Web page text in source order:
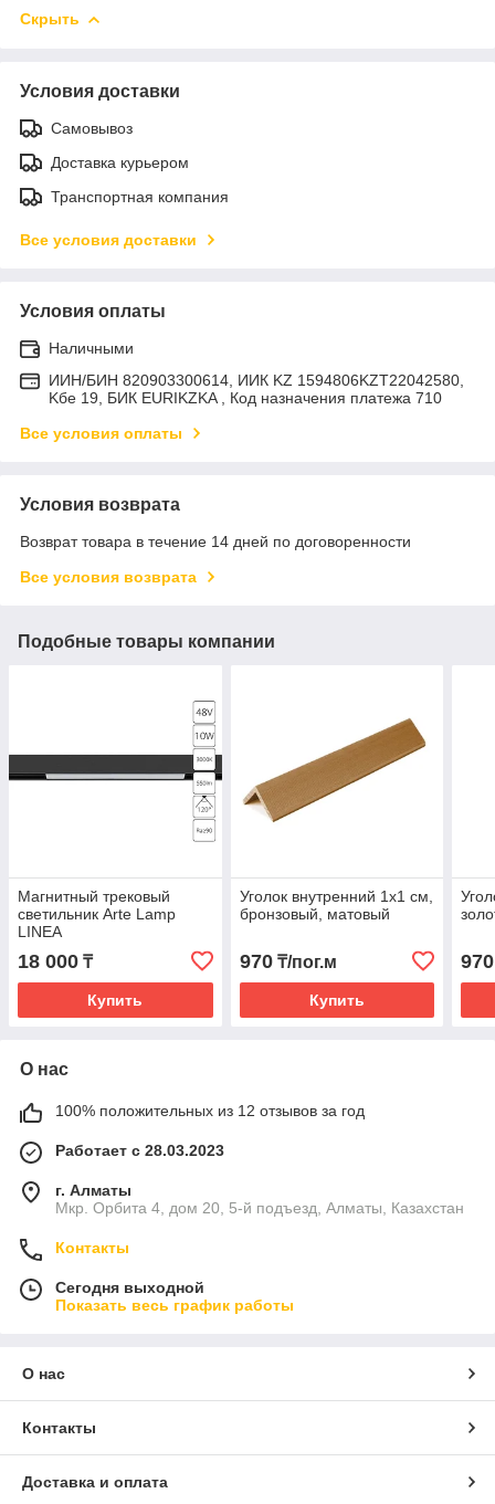
Скрыть
Условия доставки
Самовывоз
Доставка курьером
Транспортная компания
Все условия доставки
Условия оплаты
Наличными
ИИН/БИН 820903300614, ИИК KZ 1594806KZT22042580,
Kбе 19, БИК EURIKZKA , Код назначения платежа 710
Все условия оплаты
Условия возврата
Возврат товара в течение 14 дней по договоренности
Все условия возврата
Подобные товары компании
Магнитный трековый
светильник Arte Lamp
LINEA
18 000 ₸
Купить
Уголок внутренний 1х1 см,
бронзовый, матовый
970₸/пог.м
Купить
970
О нас
100% положительных из 12 отзывов за год
Работает с 28.03.2023
г. Алматы
Мкр. Орбита 4, дом 20, 5-й подъезд, Алматы, Казахстан
Контакты
Сегодня выходной
Показать весь график работы
О нас
Контакты
Доставка и оплата